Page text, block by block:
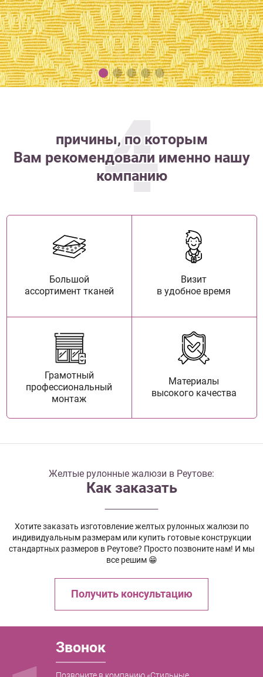
4
причины, по которым
Вам рекомендовали именно нашу
компанию
Большой
ассортимент тканей
Визит
в удобное время
Грамотный
профессиональный
монтаж
Материалы
высокого качества
Желтые рулонные жалюзи в Реутове:
Как заказать
Хотите заказать изготовление желтых рулонных жалюзи по
индивидуальным размерам или купить готовые конструкции
стандартных размеров в Реутове? Просто позвоните нам! И мы
все решим 😁
Получить консультацию
Звонок
Позвоните в компанию «Стильные